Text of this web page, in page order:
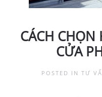
CÁCH CHỌN
CỬA
POSTED IN TƯ